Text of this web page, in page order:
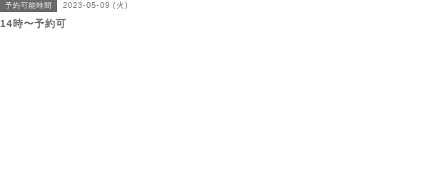
予約可能時間 2023-05-09 (火)
14時〜予約可